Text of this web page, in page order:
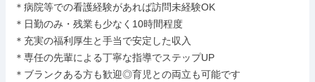
＊病院等での看護経験があれば訪問未経験OK
＊日勤のみ・残業も少なく10時間程度
＊充実の福利厚生と手当で安定した収入
＊専任の先輩による丁寧な指導でステップUP
＊ブランクある方も歓迎◎育児との両立も可能です